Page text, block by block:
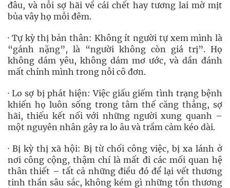
đâu, và nỗi sợ hãi về cái chết hay tương lai mờ mịt
bủa vây họ mỗi đêm.
· Tự kỳ thị bản thân: Không ít người tự xem mình là
“gánh nặng”, là “người không còn giá trị”. Họ
không dám yêu, không dám mơ ước, và dần đánh
mất chính mình trong nỗi cô đơn.
· Lo sợ bị phát hiện: Việc giấu giếm tình trạng bệnh
khiến họ luôn sống trong tâm thế căng thẳng, sợ
hãi, thiếu kết nối với những người xung quanh –
một nguyên nhân gây ra lo âu và trầm cảm kéo dài.
· Bị kỳ thị xã hội: Bị từ chối công việc, bị xa lánh ở
nơi công cộng, thậm chí là mất đi các mối quan hệ
thân thiết – tất cả những điều đó để lại vết thương
tinh thần sâu sắc, không kém gì những tổn thương